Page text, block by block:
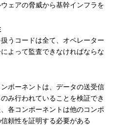
ェアの脅威から基幹インフラを
うコードは全て、オペレーター
よって監査できなければならな
ポーネントは、データの送受信
み行われていることを検証でき
各コンポーネントは他のコンポ
頼性を証明する必要がある